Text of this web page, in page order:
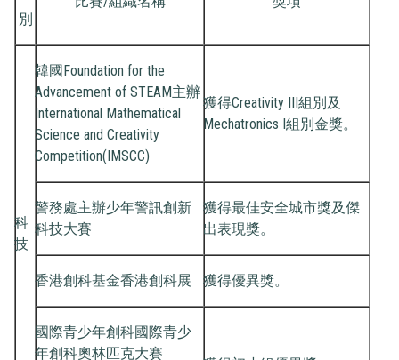
別
科
技
韓國Foundation for the
Advancement of STEAM主辦
International Mathematical
Science and Creativity
Competition(IMSCC)
獲得Creativity III組別及
Mechatronics I組別金獎。
警務處主辦少年警訊創新
科技大賽
獲得最佳安全城市獎及傑
出表現獎。
香港創科基金香港創科展 獲得優異獎。
國際青少年創科國際青少
年創科奧林匹克大賽